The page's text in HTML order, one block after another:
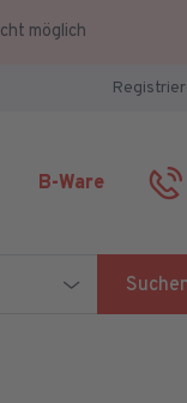
möglich
B-Ware